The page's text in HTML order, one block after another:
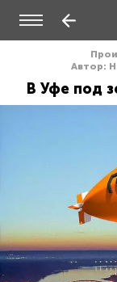
Автор:
В Уфе под